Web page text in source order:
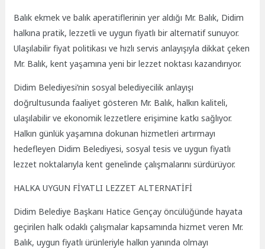
Balık ekmek ve balık aperatiflerinin yer aldığı Mr. Balık, Didim
halkına pratik, lezzetli ve uygun fiyatlı bir alternatif sunuyor.
Ulaşılabilir fiyat politikası ve hızlı servis anlayışıyla dikkat çeken
Mr. Balık, kent yaşamına yeni bir lezzet noktası kazandırıyor.
Didim Belediyesi’nin sosyal belediyecilik anlayışı
doğrultusunda faaliyet gösteren Mr. Balık, halkın kaliteli,
ulaşılabilir ve ekonomik lezzetlere erişimine katkı sağlıyor.
Halkın günlük yaşamına dokunan hizmetleri artırmayı
hedefleyen Didim Belediyesi, sosyal tesis ve uygun fiyatlı
lezzet noktalarıyla kent genelinde çalışmalarını sürdürüyor.
HALKA UYGUN FİYATLI LEZZET ALTERNATİFİ
Didim Belediye Başkanı Hatice Gençay öncülüğünde hayata
geçirilen halk odaklı çalışmalar kapsamında hizmet veren Mr.
Balık, uygun fiyatlı ürünleriyle halkın yanında olmayı